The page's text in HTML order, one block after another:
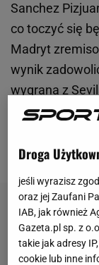
Sanchez
co toczyć się
Madryt
wynik
wygrana z
pkt do Realu
wykorzystał
Droga
jeśli wyrazisz
oraz jej Zaufani
IAB, jak również
Gazeta.pl sp. z
takie jak adresy
cookie lub inne